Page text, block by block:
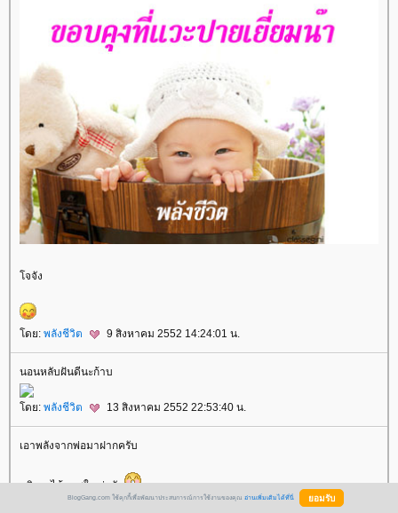
จจัง
ดย: พลังชีวิต 9 สิงหาคม 2552 14:24:01 น.
นอนหลับฝันดีนะก้าบ
ดย: พลังชีวิต 13 สิงหาคม 2552 22:53:40 น.
เอาพลังจากพ่อมาฝากครับ
คลิกจะได้ภาพใหญ่ครับ
BlogGang.com ใช้คุกกี้เพื่อพัฒนาประสบการณ์การใช้งานของคุณ อ่านเพิ่มเติมได้ที่นี่